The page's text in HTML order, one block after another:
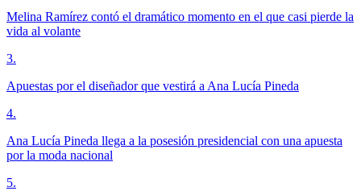
Melina Ramírez contó el dramático momento en el que casi pierde la
vida al volante
3.
Apuestas por el diseñador que vestirá a Ana Lucía Pineda
4.
Ana Lucía Pineda llega a la posesión presidencial con una apuesta
por la moda nacional
5.